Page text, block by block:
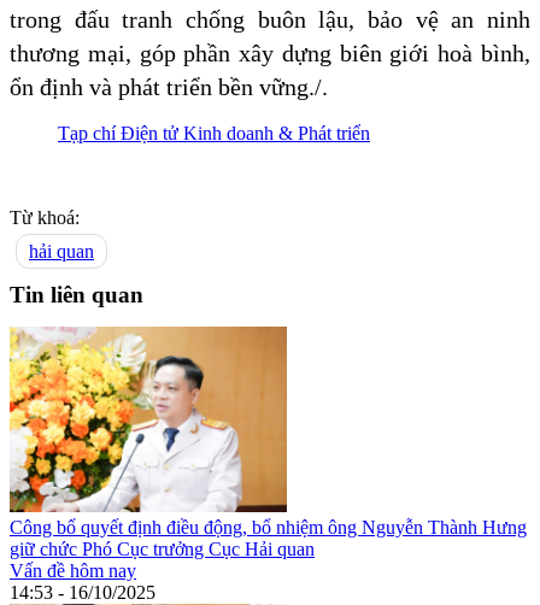
trong đấu tranh chống buôn lậu, bảo vệ an ninh
thương mại, góp phần xây dựng biên giới hoà bình,
ổn định và phát triển bền vững./.
Tạp chí Điện tử Kinh doanh & Phát triển
Từ khoá:
hải quan
Tin liên quan
Công bố quyết định điều động, bổ nhiệm ông Nguyễn Thành Hưng
giữ chức Phó Cục trưởng Cục Hải quan
Vấn đề hôm nay
14:53 - 16/10/2025